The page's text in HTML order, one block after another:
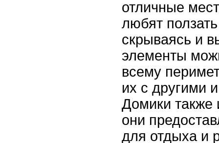
отличные
любят
скрываясь и
элементы
всему
их с другими
Домики также
они
для отдыха и